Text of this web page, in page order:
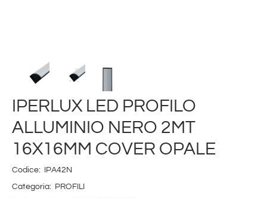
IPERLUX LED PROFILO
ALLUMINIO NERO 2MT
16X16MM COVER OPALE
Codice: IPA42N
Categoria: PROFILI